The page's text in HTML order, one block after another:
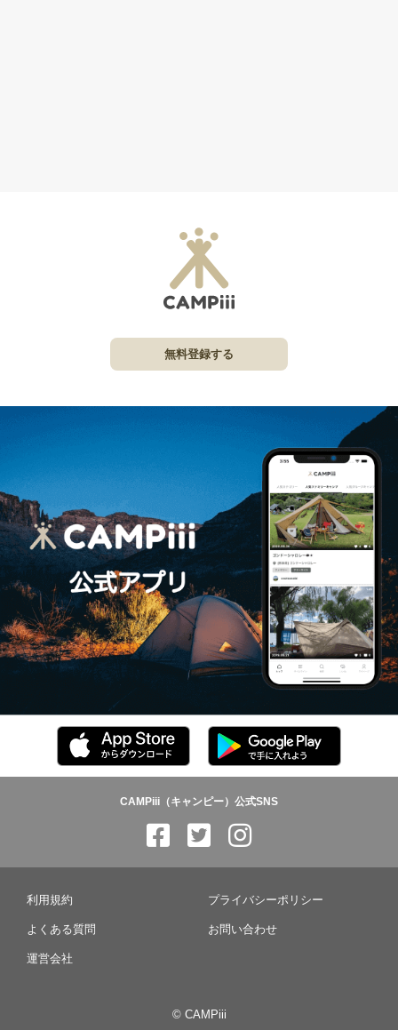
無料登録する
CAMPiii（キャンピー）公式SNS
利用規約 プライバシーポリシー
よくある質問 お問い合わせ
運営会社
© CAMPiii